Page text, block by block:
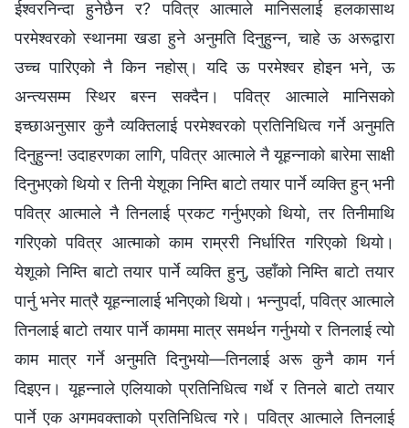
ईश्‍वरनिन्दा हुनेछैन र? पवित्र आत्माले मानिसलाई हलकासाथ
परमेश्‍वरको स्थानमा खडा हुने अनुमति दिनुहुन्न, चाहे ऊ अरूद्वारा
उच्च पारिएको नै किन नहोस्। यदि ऊ परमेश्‍वर होइन भने, ऊ
अन्त्यसम्म स्थिर बस्न सक्दैन। पवित्र आत्माले मानिसको
इच्छाअनुसार कुनै व्यक्तिलाई परमेश्‍वरको प्रतिनिधित्व गर्ने अनुमति
दिनुहुन्न! उदाहरणका लागि, पवित्र आत्माले नै यूहन्नाको बारेमा साक्षी
दिनुभएको थियो र तिनी येशूका निम्ति बाटो तयार पार्ने व्यक्ति हुन् भनी
पवित्र आत्माले नै तिनलाई प्रकट गर्नुभएको थियो, तर तिनीमाथि
गरिएको पवित्र आत्माको काम राम्ररी निर्धारित गरिएको थियो।
येशूको निम्ति बाटो तयार पार्ने व्यक्ति हुनु, उहाँको निम्ति बाटो तयार
पार्नु भनेर मात्रै यूहन्‍नालाई भनिएको थियो। भन्नुपर्दा, पवित्र आत्माले
तिनलाई बाटो तयार पार्ने काममा मात्र समर्थन गर्नुभयो र तिनलाई त्यो
काम मात्र गर्ने अनुमति दिनुभयो—तिनलाई अरू कुनै काम गर्न
दिइएन। यूहन्नाले एलियाको प्रतिनिधित्व गर्थे र तिनले बाटो तयार
पार्ने एक अगमवक्ताको प्रतिनिधित्व गरे। पवित्र आत्माले तिनलाई